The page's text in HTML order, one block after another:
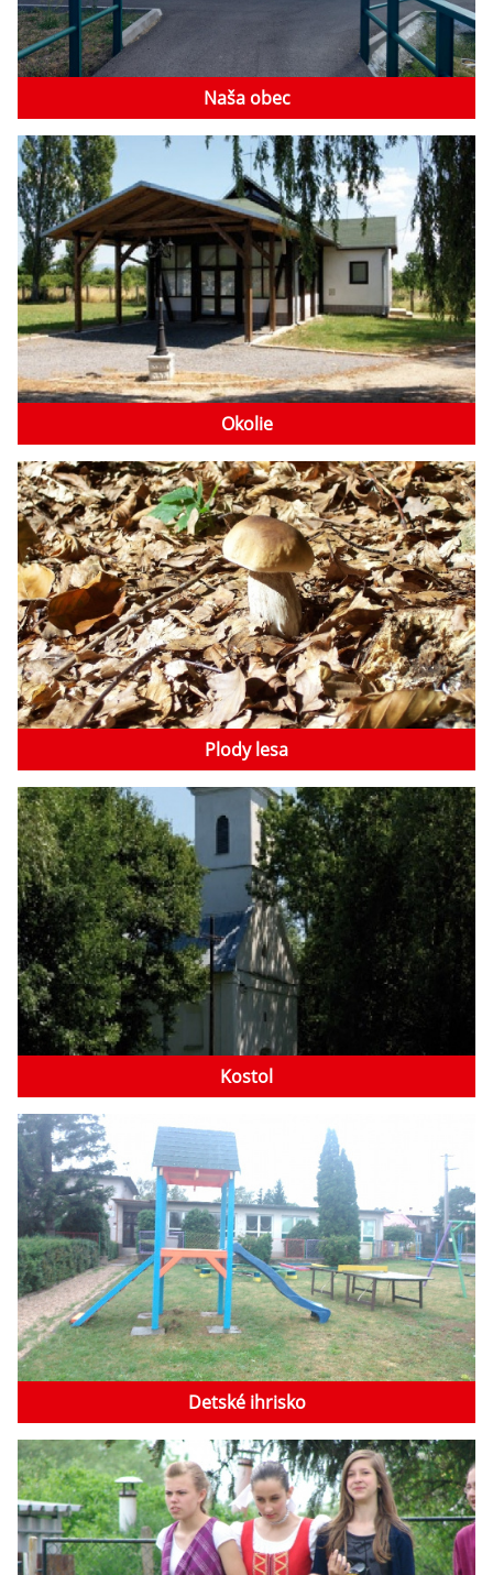
Naša obec
Okolie
Plody lesa
Kostol
Detské ihrisko